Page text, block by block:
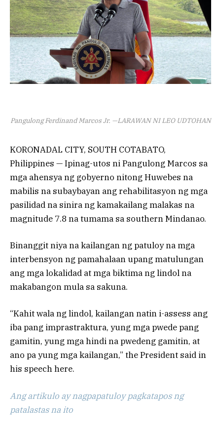
Pangulong Ferdinand Marcos Jr. —LARAWAN NI LEO UDTOHAN
KORONADAL CITY, SOUTH COTABATO,
Philippines — Ipinag-utos ni Pangulong Marcos sa
mga ahensya ng gobyerno nitong Huwebes na
mabilis na subaybayan ang rehabilitasyon ng mga
pasilidad na sinira ng kamakailang malakas na
magnitude 7.8 na tumama sa southern Mindanao.
Binanggit niya na kailangan ng patuloy na mga
interbensyon ng pamahalaan upang matulungan
ang mga lokalidad at mga biktima ng lindol na
makabangon mula sa sakuna.
“Kahit wala ng lindol, kailangan natin i-assess ang
iba pang imprastraktura, yung mga pwede pang
gamitin, yung mga hindi na pwedeng gamitin, at
ano pa yung mga kailangan,” the President said in
his speech here.
Ang artikulo ay nagpapatuloy pagkatapos ng
patalastas na ito